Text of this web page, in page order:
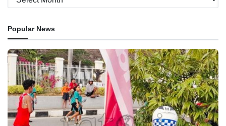
Popular News